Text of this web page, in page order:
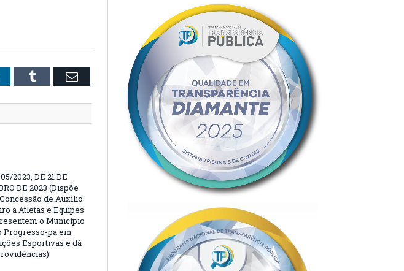
Tumblr Email
2023, DE 21 DE
DE 2023 (Dispõe
de Auxílio
a Atletas e Equipes
o Município
Progresso-pa em
Esportivas e dá